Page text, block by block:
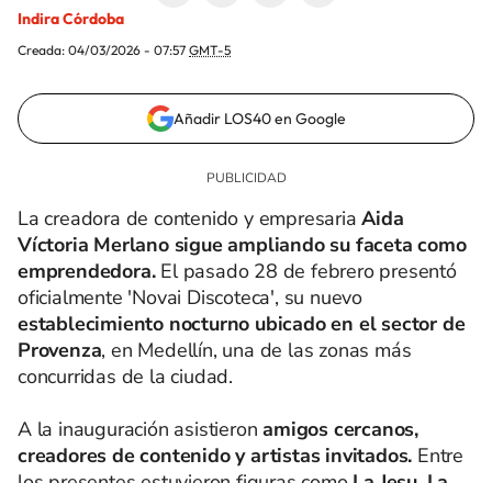
Indira Córdoba
Creada: 04/03/2026 - 07:57 GMT-5
Añadir LOS40 en Google
La creadora de contenido y empresariaAida
Víctoria Merlano sigue ampliando su faceta como
emprendedora. El pasado 28 de febrero presentó
oficialmente 'Novai Discoteca', su nuevo
establecimiento nocturno ubicado en el sector de
Provenza, en Medellín, una de las zonas más
concurridas de la ciudad.
A la inauguración asistieronamigos cercanos,
creadores de contenido y artistas invitados. Entre